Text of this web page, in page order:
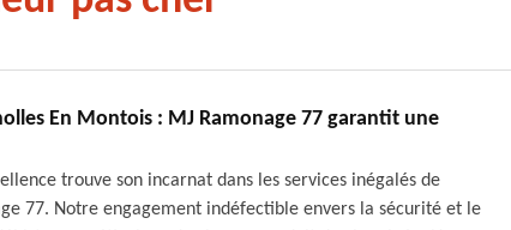
En Montois : MJ Ramonage 77 garantit une
trouve son incarnat dans les services inégalés de
77. Notre engagement indéfectible envers la sécurité et le